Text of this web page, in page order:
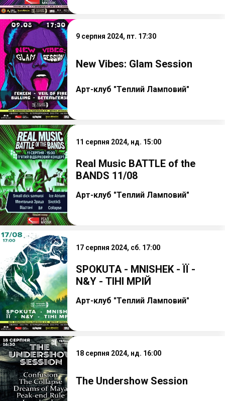
9 серпня 2024, пт. 17:30
New Vibes: Glam Session
Арт-клуб "Теплий Ламповий"
11 серпня 2024, нд. 15:00
Real Music BATTLE of the
BANDS 11/08
Арт-клуб "Теплий Ламповий"
17 серпня 2024, сб. 17:00
SPOKUTA - MNISHEK - ЇЇ -
N&Y - ТІНІ МРІЙ
Арт-клуб "Теплий Ламповий"
18 серпня 2024, нд. 16:00
The Undershow Session